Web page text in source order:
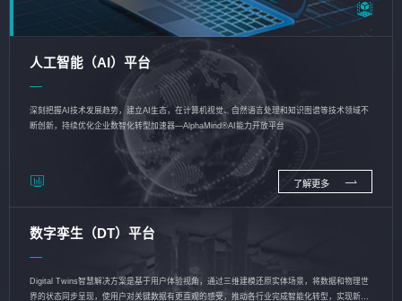
人工智能（AI）平台
深刻把握AI技术发展趋势，建立AI生态，在计算机视觉、自然语言处理和知识图谱等技术领域不
断创新，持续优化企业数智化转型加速器—AlphaMind®AI能力开放平台
了解更多
数字孪生（DT）平台
Digital Twins智慧解决方案是基于用户体验视角，通过三维建模还原实体场景，将数据和物理世
界的状态同步呈现，使用户对关键数据有更直观的感受，推动各行业完成智能化转型，实现新旧